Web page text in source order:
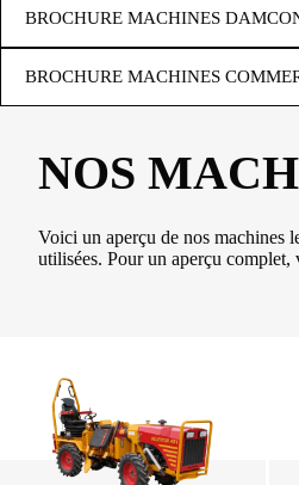
BROCHURE MACHINES
BROCHURE MACHINES
NOS
Voici un aperçu de nos machines
utilisées. Pour un aperçu complet,